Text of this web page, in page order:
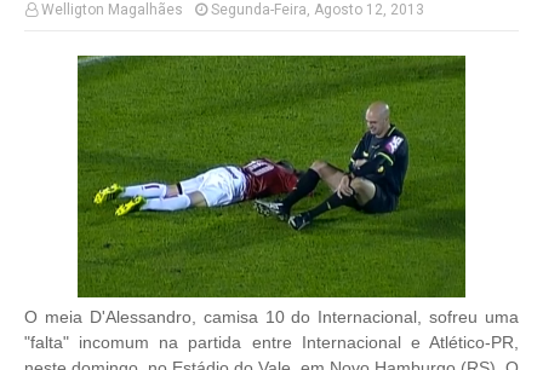
Welligton Magalhães Segunda-Feira, Agosto 12, 2013
O meia D'Alessandro, camisa 10 do Internacional, sofreu uma
"falta" incomum na partida entre Internacional e Atlético-PR,